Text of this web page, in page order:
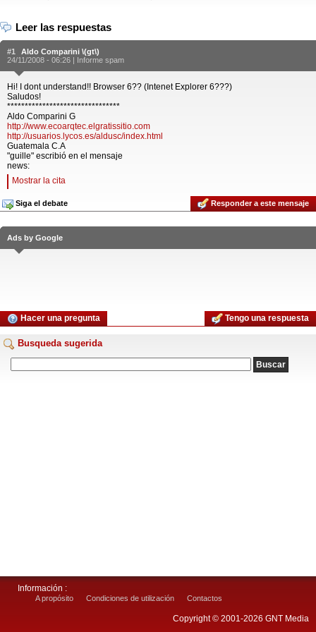
Leer las respuestas
#1
Aldo Comparini \(gt\)
24/11/2008 - 06:26 | Informe spam
Hi! I dont understand!! Browser 6?? (Intenet Explorer 6???)
Saludos!
********************************
Aldo Comparini G
http://www.ecoarqtec.elgratissitio.com
http://usuarios.lycos.es/aldusc/index.html
Guatemala C.A
"guille" escribió en el mensaje
news:
Mostrar la cita
Siga el debate Responder a este mensaje
Ads by Google
Hacer una pregunta Tengo una respuesta
Busqueda sugerida
Información :
A propósito Condiciones de utilización Contactos
Copyright © 2001-2026 GNT Media